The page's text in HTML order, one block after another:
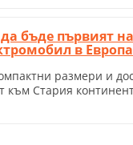
бъде първият
в Европа
размери и
към Стария